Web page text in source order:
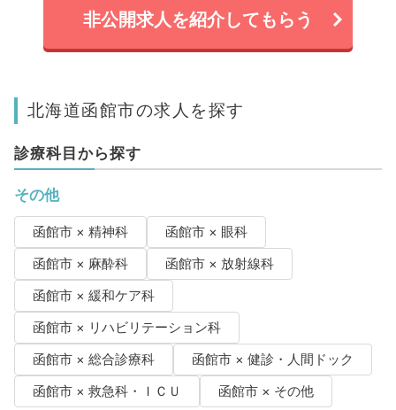
非公開求人を紹介してもらう
北海道函館市の求人を探す
診療科目から探す
その他
函館市 × 精神科
函館市 × 眼科
函館市 × 麻酔科
函館市 × 放射線科
函館市 × 緩和ケア科
函館市 × リハビリテーション科
函館市 × 総合診療科
函館市 × 健診・人間ドック
函館市 × 救急科・ＩＣＵ
函館市 × その他